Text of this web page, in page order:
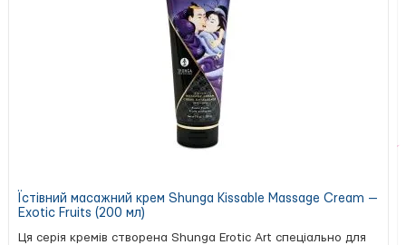
Їстівний масажний крем Shunga Kissable Massage Cream —
Exotic Fruits (200 мл)
Ця серія кремів створена Shunga Erotic Art спеціально для